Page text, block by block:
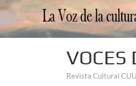
VOCES
Revista Cultural CUU